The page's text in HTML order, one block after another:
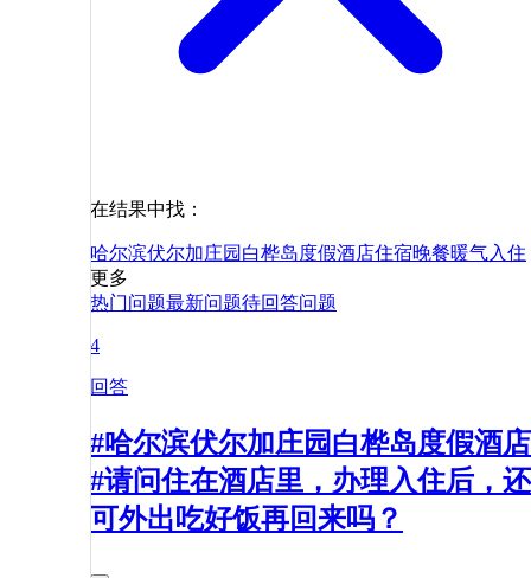
在结果中找：
哈尔滨伏尔加庄园白桦岛度假酒店住宿晚餐暖气入住
更多
热门问题最新问题待回答问题
4
回答
#哈尔滨伏尔加庄园白桦岛度假酒店
#请问住在酒店里，办理入住后，还
可外出吃好饭再回来吗？